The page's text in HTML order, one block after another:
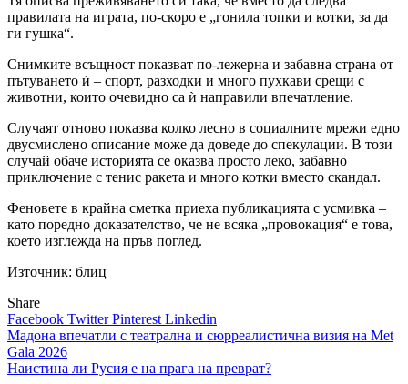
правилата на играта, по-скоро е „гонила топки и котки, за да
ги гушка“.
Снимките всъщност показват по-лежерна и забавна страна от
пътуването ѝ – спорт, разходки и много пухкави срещи с
животни, които очевидно са ѝ направили впечатление.
Случаят отново показва колко лесно в социалните мрежи едно
двусмислено описание може да доведе до спекулации. В този
случай обаче историята се оказва просто леко, забавно
приключение с тенис ракета и много котки вместо скандал.
Феновете в крайна сметка приеха публикацията с усмивка –
като поредно доказателство, че не всяка „провокация“ е това,
което изглежда на пръв поглед.
Източник: блиц
Share
Facebook TwitterPinterest Linkedin
Навигация
Мадона впечатли с театрална и сюрреалистична визия на Met
Gala 2026
Наистина ли Русия е на прага на преврат?